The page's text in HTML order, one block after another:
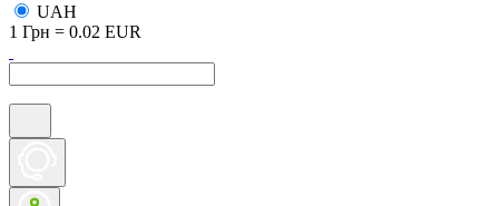
UAH
1 Грн = 0.02 EUR